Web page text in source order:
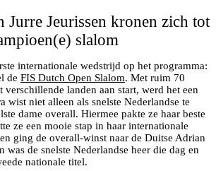
Jurre Jeurissen kronen zich tot
slalom
internationale wedstrijd op het programma:
de FIS Dutch Open Slalom. Met ruim 70
verschillende landen aan start, werd het een
wist niet alleen als snelste Nederlandse te
dame overall. Hiermee pakte ze haar beste
ze een mooie stap in haar internationale
ging de overall-winst naar de Duitse Adrian
was de snelste Nederlandse heer die dag en
nationale titel.